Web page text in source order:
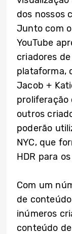
dos nossos
Junto com
YouTube
criadores
plataforma,
Jacob +
proliferação
outros
poderão
NYC, que
HDR para
Com um
de
inúmeros
conteúdo